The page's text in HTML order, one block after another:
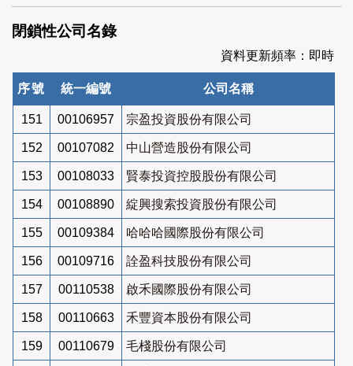
索
閉鎖性公司名錄
資料更新頻率：即時
序號 統一編號 公司名稱
151 00106957 宗盈投資股份有限公司
152 00107082 中山營造股份有限公司
153 00108033 賢泰投資控股股份有限公司
154 00108890 綻興搜索投資股份有限公司
155 00109384 哈哈哈國際股份有限公司
156 00109716 詮盈科技股份有限公司
157 00110538 啟禾國際股份有限公司
158 00110663 禾豐資本股份有限公司
159 00110679 毛棧股份有限公司